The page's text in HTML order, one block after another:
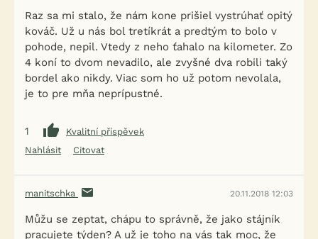
Raz sa mi stalo, že nám kone prišiel vystrúhať opitý
kováč. Už u nás bol tretíkrát a predtým to bolo v
pohode, nepil. Vtedy z neho ťahalo na kilometer. Zo
4 koní to dvom nevadilo, ale zvyšné dva robili taký
bordel ako nikdy. Viac som ho už potom nevolala,
je to pre mňa neprípustné.
1
Kvalitní příspěvek
Nahlásit
Citovat
manitschka 20.11.2018 12:03
Můžu se zeptat, chápu to správně, že jako stájník
pracujete týden? A už je toho na vás tak moc, že